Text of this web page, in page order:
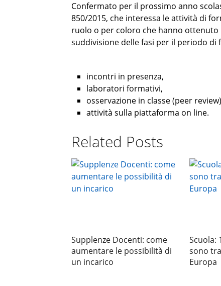
Confermato per il prossimo anno
850/2015, che interessa le attività di
ruolo o per coloro che hanno
suddivisione delle fasi per il periodo di
incontri in presenza,
laboratori formativi,
osservazione in classe (peer
attività sulla piattaforma on line.
Related Posts
Supplenze Docenti: come
aumentare le possibilità di
un incarico
Scuola:
sono
Europa